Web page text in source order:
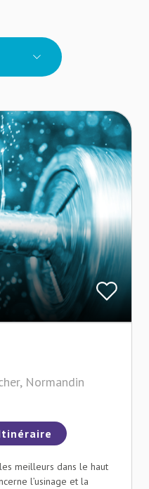
Normandin
meilleurs dans le haut
l’usinage et la